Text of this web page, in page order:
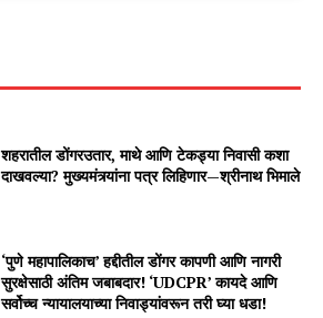
शहरातील डोंगरउतार, माथे आणि टेकड्या निवासी कशा
दाखवल्या? मुख्यमंत्र्यांना पत्र लिहिणार—श्रीनाथ भिमाले
‘पुणे महापालिकाच’ हद्दीतील डोंगर कापणी आणि नागरी
सुरक्षेसाठी अंतिम जबाबदार! ‘UDCPR’ कायदे आणि
सर्वोच्च न्यायालयाच्या निवाड्यांवरून तरी घ्या धडा!